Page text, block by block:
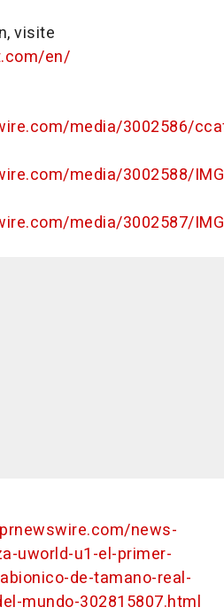
visite
en/
media/3002586/
media/3002588/
media/3002587/
news-
uworld-u1-el-primer-
de-tamano-real-
mundo-302815807.html